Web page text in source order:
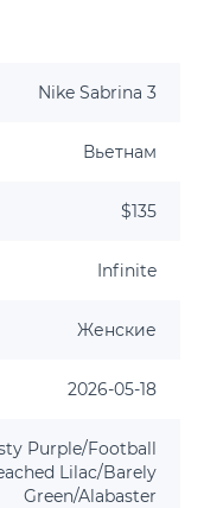
Nike Sabrina 3
Вьетнам
$135
Infinite
Женские
2026-05-18
Purple/Football
Lilac/Barely
Green/Alabaster